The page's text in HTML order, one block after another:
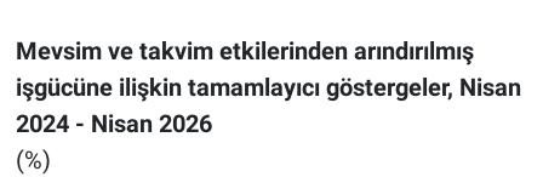
Mevsim ve takvim etkilerinden arındırılmış
işgücüne ilişkin tamamlayıcı göstergeler, Nisan
2024 - Nisan 2026
(%)